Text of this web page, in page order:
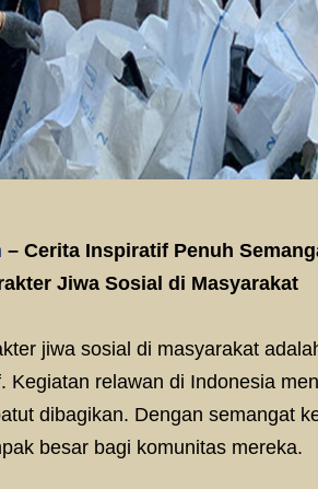
– Cerita Inspiratif Penuh
Jiwa Sosial di Masyarakat
jiwa sosial di masyarakat
Kegiatan relawan di Indonesia
dibagikan. Dengan semangat
besar bagi komunitas mereka.